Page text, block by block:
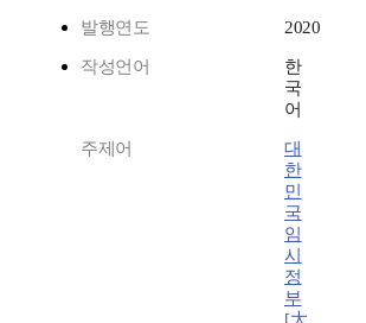
발행연도 2020
작성언어
한
국
어
주제어
대
한
민
국
임
시
정
부